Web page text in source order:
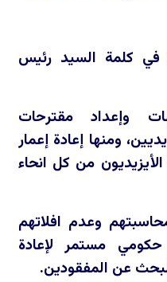
في كلمة السيد رئيس
وإعداد مقترحات
ومنها إعادة إعمار
من كل انحاء
وعدم افلاتهم
مستمر لإعادة
عن المفقودين.